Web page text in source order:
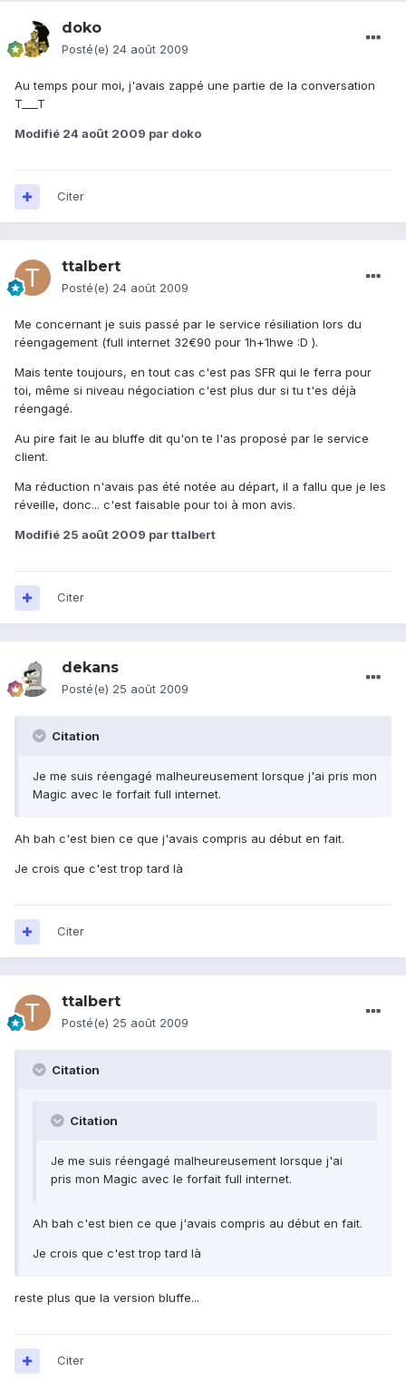
doko
Posté(e) 24 août 2009
Au temps pour moi, j'avais zappé une partie de la conversation
T___T
Modifié 24 août 2009 par doko
Citer
ttalbert
Posté(e) 24 août 2009
Me concernant je suis passé par le service résiliation lors du
réengagement (full internet 32€90 pour 1h+1hwe :D ).
Mais tente toujours, en tout cas c'est pas SFR qui le ferra pour
toi, même si niveau négociation c'est plus dur si tu t'es déjà
réengagé.
Au pire fait le au bluffe dit qu'on te l'as proposé par le service
client.
Ma réduction n'avais pas été notée au départ, il a fallu que je les
réveille, donc... c'est faisable pour toi à mon avis.
Modifié 25 août 2009 par ttalbert
Citer
dekans
Posté(e) 25 août 2009
Citation
Je me suis réengagé malheureusement lorsque j'ai pris mon
Magic avec le forfait full internet.
Ah bah c'est bien ce que j'avais compris au début en fait.
Je crois que c'est trop tard là
Citer
ttalbert
Posté(e) 25 août 2009
Citation
Citation
Je me suis réengagé malheureusement lorsque j'ai
pris mon Magic avec le forfait full internet.
Ah bah c'est bien ce que j'avais compris au début en fait.
Je crois que c'est trop tard là
reste plus que la version bluffe...
Citer